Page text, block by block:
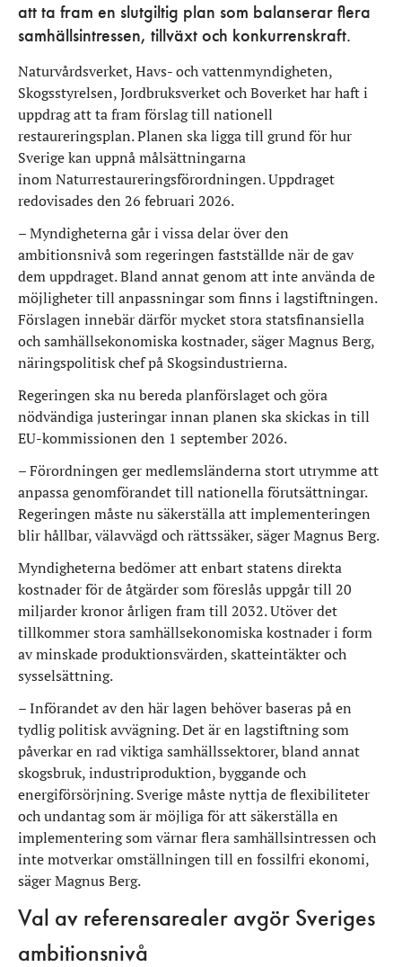
att ta fram en slutgiltig plan som balanserar flera
samhällsintressen, tillväxt och konkurrenskraft.
Naturvårdsverket, Havs- och vattenmyndigheten,
Skogsstyrelsen, Jordbruksverket och Boverket har haft i
uppdrag att ta fram förslag till nationell
restaureringsplan. Planen ska ligga till grund för hur
Sverige kan uppnå målsättningarna
inomNaturrestaureringsförordningen.Uppdraget
redovisades den 26 februari 2026.
– Myndigheterna går i vissa delar över den
ambitionsnivå som regeringen fastställde när de gav
dem uppdraget. Bland annat genom att inte använda de
möjligheter till anpassningar som finns i lagstiftningen.
Förslagen innebär därför mycket stora statsfinansiella
och samhällsekonomiska kostnader, säger Magnus Berg,
näringspolitisk chef på Skogsindustrierna.
Regeringen ska nu bereda planförslaget och göra
nödvändiga justeringar innan planen ska skickas in till
EU-kommissionen den 1 september 2026.
– Förordningen ger medlemsländerna stort utrymme att
anpassa genomförandet till nationella förutsättningar.
Regeringen måste nu säkerställa att implementeringen
blir hållbar, välavvägd och rättssäker, säger Magnus Berg.
Myndigheterna bedömer att enbart statens direkta
kostnader för de åtgärder som föreslås uppgår till 20
miljarder kronor årligen fram till 2032. Utöver det
tillkommer stora samhällsekonomiska kostnader i form
av minskade produktionsvärden, skatteintäkter och
sysselsättning.
– Införandet av den här lagen behöver baseras på en
tydlig politisk avvägning.Det är en lagstiftning som
påverkar en rad viktiga samhällssektorer, bland annat
skogsbruk, industriproduktion, byggande och
energiförsörjning.Sverige måste nyttja de flexibiliteter
och undantag som är möjliga för att säkerställa en
implementering som värnar flera samhällsintressen och
inte motverkar omställningen till en fossilfri ekonomi,
säger Magnus Berg.
Val av referensarealer avgör Sveriges
ambitionsnivå